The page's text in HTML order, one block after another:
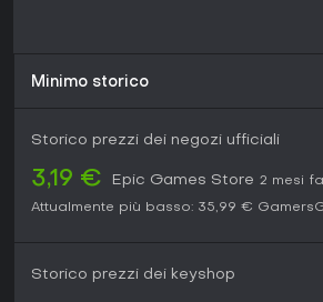
Minimo storico
Storico prezzi dei negozi ufficiali
3,19 € Epic Games Store 2 mesi fa
Attualmente più basso: 35,99 €
Storico prezzi dei keyshop